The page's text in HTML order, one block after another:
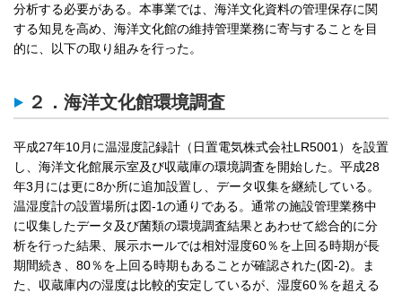
分析する必要がある。本事業では、海洋文化資料の管理保存に関
する知見を高め、海洋文化館の維持管理業務に寄与することを目
的に、以下の取り組みを行った。
２．海洋文化館環境調査
平成27年10月に温湿度記録計（日置電気株式会社LR5001）を設置
し、海洋文化館展示室及び収蔵庫の環境調査を開始した。平成28
年3月には更に8か所に追加設置し、データ収集を継続している。
温湿度計の設置場所は図-1の通りである。通常の施設管理業務中
に収集したデータ及び菌類の環境調査結果とあわせて総合的に分
析を行った結果、展示ホールでは相対湿度60％を上回る時期が長
期間続き、80％を上回る時期もあることが確認された(図-2)。ま
た、収蔵庫内の湿度は比較的安定しているが、湿度60％を超える